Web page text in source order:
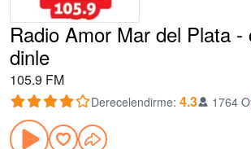
Radio Amor Mar del Plata -
dinle
105.9 FM
Derecelendirme: 4.3 1764